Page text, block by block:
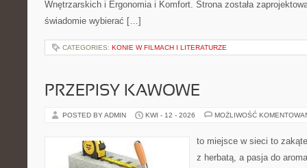
Wnętrzarskich i Ergonomia i Komfort. Strona została
świadomie wybierać […]
CATEGORIES: KONIE W FILMACH I LITERATURZE
PRZEPISY KAWOWE
POSTED BY ADMIN KWI - 12 - 2026 MOŻLIWOŚĆ
to miejsce w sieci to
z herbatą, a pasja do